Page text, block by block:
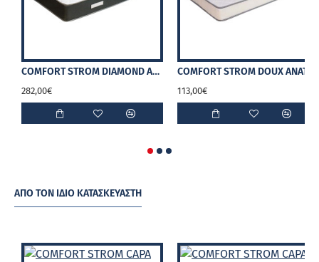
COMFORT STROM DIAMOND ΑΝΑΤΟΜΙΚΟ ΣΤΡΩΜΑ
282,00€ 113,00€
ΑΠΌ ΤΟΝ ΊΔΙΟ ΚΑΤΑΣΚΕΥΑΣΤΉ